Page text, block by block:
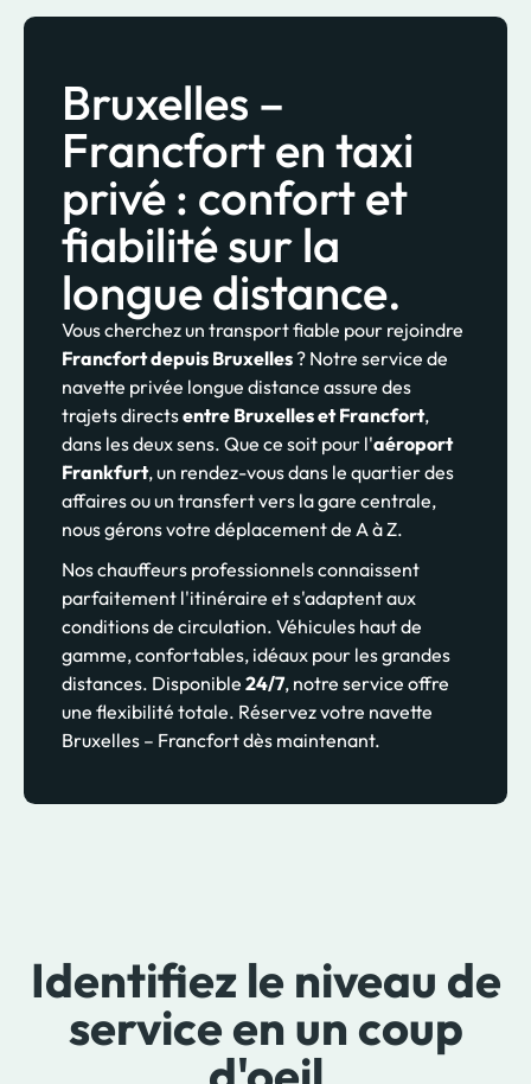
Bruxelles –
Francfort en taxi
privé : confort et
fiabilité sur la
longue distance.
Vous cherchez un transport fiable pour rejoindre
Francfort depuis Bruxelles? Notre service de
navette privée longue distance assure des
trajets directsentre Bruxelles et Francfort,
dans les deux sens. Que ce soit pour l'aéroport
Frankfurt, un rendez-vous dans le quartier des
affaires ou un transfert vers la gare centrale,
nous gérons votre déplacement de A à Z.
Nos chauffeurs professionnels connaissent
parfaitement l'itinéraire et s'adaptent aux
conditions de circulation. Véhicules haut de
gamme, confortables, idéaux pour les grandes
distances. Disponible24/7, notre service offre
une flexibilité totale. Réservez votre navette
Bruxelles – Francfort dès maintenant.
Identifiez le niveau de
service en un coup